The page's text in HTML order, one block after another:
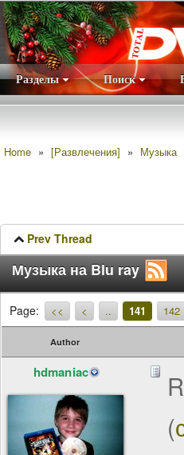
Разделы Поиск
Home » [Развлечения] » Музыка
Prev Thread
Музыка на Blu ray
Page: << < .. 141 142
Author
hdmaniac
(